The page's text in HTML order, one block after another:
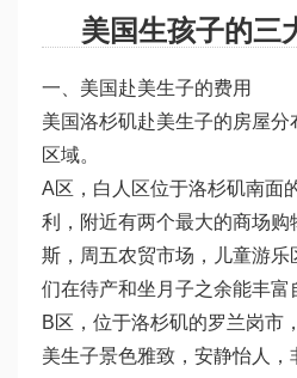
美国生孩子的三
一、美国赴美生子的费用
美国洛杉矶赴美生子的房屋
区域。
A区，白人区位于洛杉矶南面
利，附近有两个最大的商场
斯，周五农贸市场，儿童游乐
们在待产和坐月子之余能丰富
B区，位于洛杉矶的罗兰岗市
美生子景色雅致，安静怡人